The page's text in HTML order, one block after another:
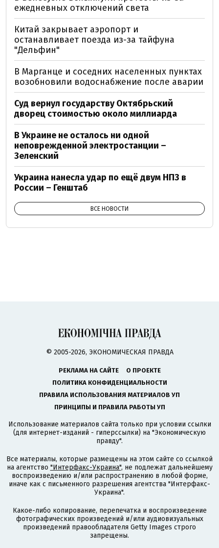
ежедневных отключений света
Китай закрывает аэропорт и
останавливает поезда из-за тайфуна
"Дельфин"
В Марганце и соседних населенных пунктах
возобновили водоснабжение после аварии
Суд вернул государству Октябрьский
дворец стоимостью около миллиарда
В Украине не осталось ни одной
неповрежденной электростанции –
Зеленский
Украина нанесла удар по ещё двум НПЗ в
России – Генштаб
ВСЕ НОВОСТИ
© 2005-2026, ЭКОНОМИЧЕСКАЯ ПРАВДА
РЕКЛАМА НА САЙТЕ
О ПРОЕКТЕ
ПОЛИТИКА КОНФИДЕНЦИАЛЬНОСТИ
ПРАВИЛА ИСПОЛЬЗОВАНИЯ МАТЕРИАЛОВ УП
ПРИНЦИПЫ И ПРАВИЛА РАБОТЫ УП
Использование материалов сайта только при условии ссылки
(для интернет-изданий - гиперссылки) на "Экономическую
правду".
Все материалы, которые размещены на этом сайте со ссылкой
на агентство "Интерфакс-Украина", не подлежат дальнейшему
воспроизведению и/или распространению в любой форме,
иначе как с письменного разрешения агентства "Интерфакс-
Украина".
Какое-либо копирование, перепечатка и воспроизведение
фотографических произведений и/или аудиовизуальных
произведений правообладателя Getty Images строго
запрещены.